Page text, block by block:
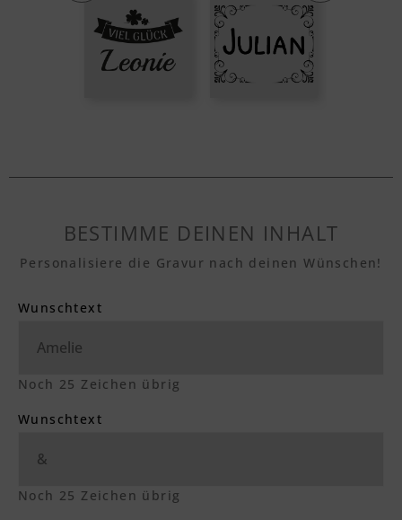
BESTIMME DEINEN INHALT
Personalisiere die Gravur nach deinen Wünschen!
Wunschtext
Noch 25 Zeichen übrig
Wunschtext
Noch 25 Zeichen übrig